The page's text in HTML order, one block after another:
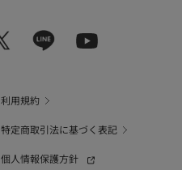
利用規約
特定商取引法に基づく表記
個人情報保護方針